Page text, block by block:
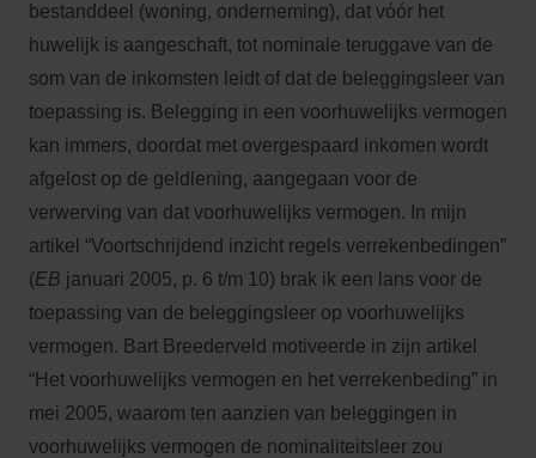
bestanddeel (woning, onderneming), dat vóór het
huwelijk is aangeschaft, tot nominale teruggave van de
som van de inkomsten leidt of dat de beleggingsleer van
toepassing is. Belegging in een voorhuwelijks vermogen
kan immers, doordat met overgespaard inkomen wordt
afgelost op de geldlening, aangegaan voor de
verwerving van dat voorhuwelijks vermogen. In mijn
artikel “Voortschrijdend inzicht regels verreken­bedingen”
(EB januari 2005, p. 6 t/m 10) brak ik een lans voor de
toepassing van de beleggingsleer op voorhuwelijks
vermogen. Bart Breederveld motiveerde in zijn artikel
“Het voorhuwelijks vermogen en het verrekenbeding” in
mei 2005, waarom ten aanzien van beleggingen in
voorhuwelijks vermogen de nominaliteitsleer zou